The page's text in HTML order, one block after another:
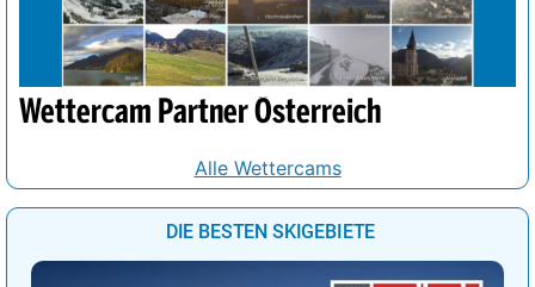
Wettercam Partner Österreich
Alle Wettercams
DIE BESTEN SKIGEBIETE